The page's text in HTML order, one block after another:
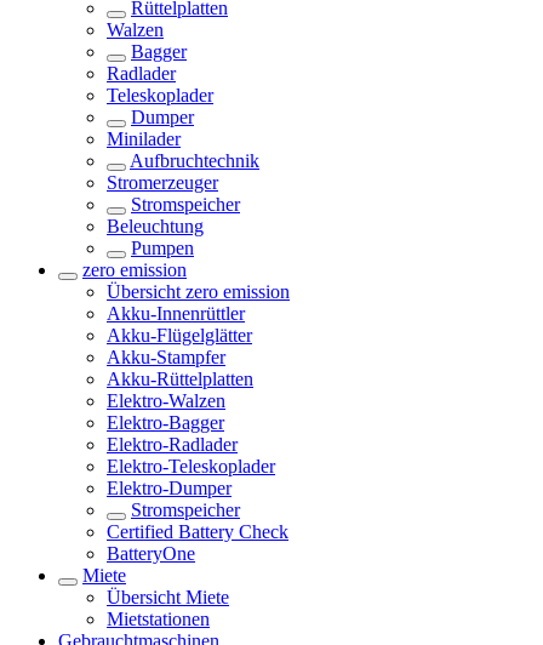
Rüttelplatten
Walzen
Bagger
Radlader
Teleskoplader
Dumper
Minilader
Aufbruchtechnik
Stromerzeuger
Stromspeicher
Beleuchtung
Pumpen
zero emission
Übersicht zero emission
Akku-Innenrüttler
Akku-Flügelglätter
Akku-Stampfer
Akku-Rüttelplatten
Elektro-Walzen
Elektro-Bagger
Elektro-Radlader
Elektro-Teleskoplader
Elektro-Dumper
Stromspeicher
Certified Battery Check
BatteryOne
Miete
Übersicht Miete
Mietstationen
Gebrauchtmaschinen